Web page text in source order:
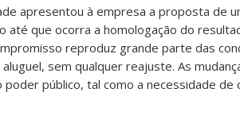
apresentou à empresa a proposta de
até que ocorra a homologação do
reproduz grande parte das
sem qualquer reajuste. As
público, tal como a necessidade